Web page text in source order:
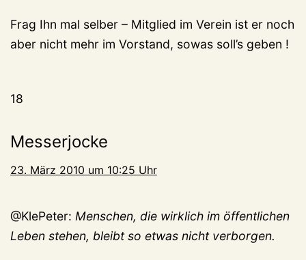
Frag Ihn mal selber – Mitglied im Verein ist er noch
aber nicht mehr im Vorstand, sowas soll’s geben !
18
Messerjocke
23. März 2010 um 10:25 Uhr
@KlePeter: Menschen, die wirklich im öffentlichen
Leben stehen, bleibt so etwas nicht verborgen.